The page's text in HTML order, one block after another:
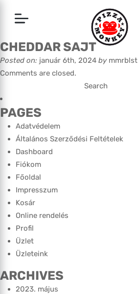
CHEDDAR SAJT
Posted on: január 6th, 2024 bymmrblst
Comments are closed.
for:
PAGES
Adatvédelem
Általános Szerződési Feltételek
Dashboard
Fiókom
Főoldal
Impresszum
Kosár
Online rendelés
Profil
Üzlet
Üzleteink
ARCHIVES
2023. május